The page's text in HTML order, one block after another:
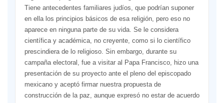
Tiene antecedentes familiares judíos, que podrían suponer
en ella los principios básicos de esa religión, pero eso no
aparece en ninguna parte de su vida. Se le considera
científica y académica, no creyente, como si lo científico
prescindiera de lo religioso. Sin embargo, durante su
campaña electoral, fue a visitar al Papa Francisco, hizo una
presentación de su proyecto ante el pleno del episcopado
mexicano y aceptó firmar nuestra propuesta de
construcción de la paz, aunque expresó no estar de acuerdo